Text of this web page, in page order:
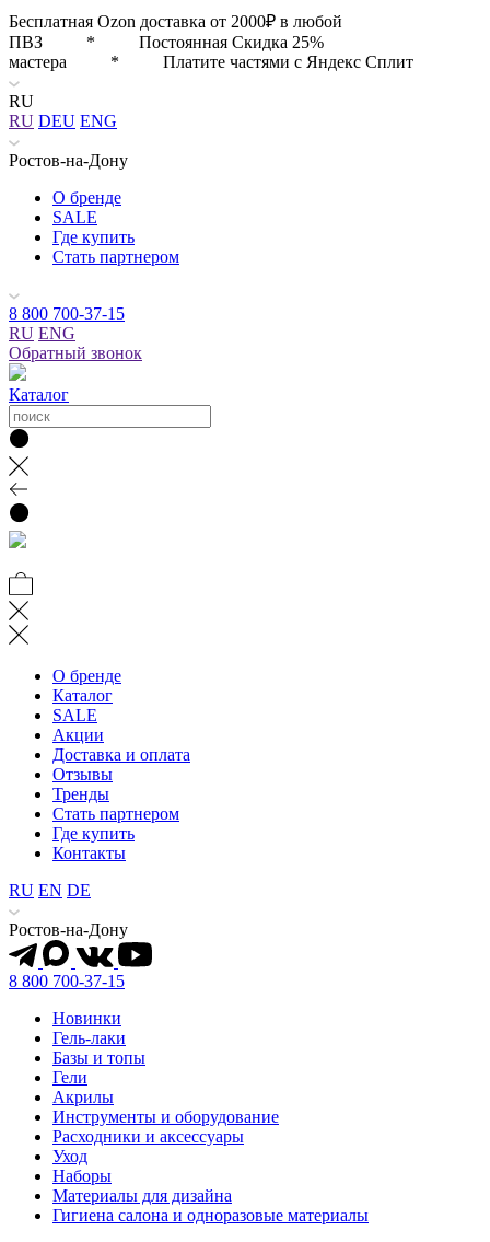
Бесплатная Ozon доставка от 2000₽ в любой
ПВЗ * Постоянная Скидка 25%
мастера * Платите частями с Яндекс Сплит
RU
RU DEU ENG
Ростов-на-Дону
О бренде
SALE
Где купить
Стать партнером
8 800 700-37-15
RU ENG
Обратный звонок
Каталог
О бренде
Каталог
SALE
Акции
Доставка и оплата
Отзывы
Тренды
Стать партнером
Где купить
Контакты
RU EN DE
Ростов-на-Дону
8 800 700-37-15
Новинки
Гель-лаки
Базы и топы
Гели
Акрилы
Инструменты и оборудование
Расходники и аксессуары
Уход
Наборы
Материалы для дизайна
Гигиена салона и одноразовые материалы